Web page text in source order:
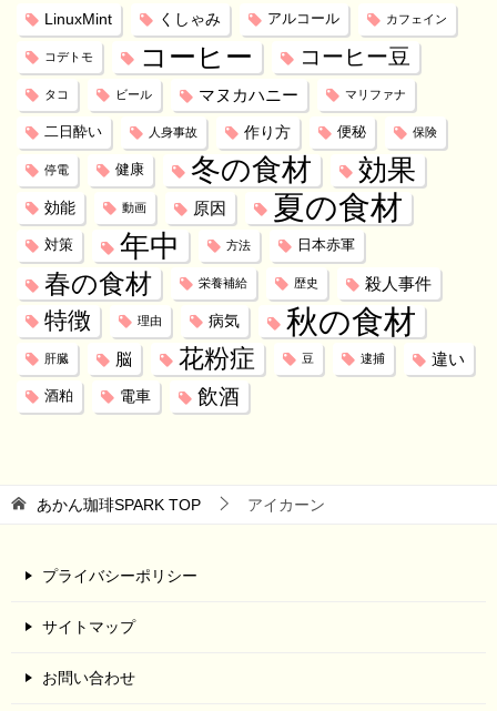
LinuxMint くしゃみ アルコール カフェイン
コデトモ コーヒー コーヒー豆
タコ ビール マヌカハニー マリファナ
二日酔い 人身事故 作り方 便秘 保険
停電 健康 冬の食材 効果
効能 動画 原因 夏の食材
対策 年中 方法 日本赤軍
春の食材 栄養補給 歴史 殺人事件
特徴 理由 病気 秋の食材
肝臓 脳 花粉症 豆 逮捕 違い
酒粕 電車 飲酒
あかん珈琲SPARK TOP アイカーン
プライバシーポリシー
サイトマップ
お問い合わせ